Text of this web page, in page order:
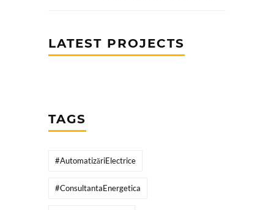
LATEST PROJECTS
TAGS
#AutomatizăriElectrice
#ConsultantaEnergetica